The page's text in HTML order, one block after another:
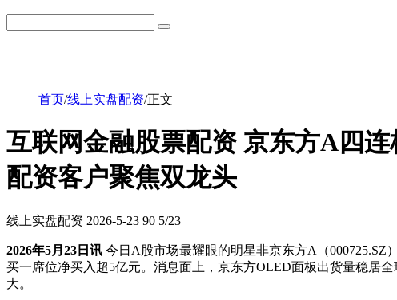
首页/线上实盘配资/正文
互联网金融股票配资 京东方A四
配资客户聚焦双龙头
线上实盘配资 2026-5-23 90 5/23
2026年5月23日讯 今日A股市场最耀眼的明星非京东方A（000725.SZ
买一席位净买入超5亿元。消息面上，京东方OLED面板出货量稳居
大。